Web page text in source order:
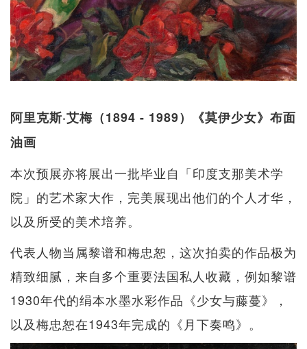
阿里克斯·艾梅（1894 - 1989）《莫伊少女》布面
油画
本次预展亦将展出一批毕业自「印度支那美术学
院」的艺术家大作，完美展现出他们的个人才华，
以及所受的美术培养。
代表人物当属黎谱和梅忠恕，这次拍卖的作品极为
精致细腻，来自多个重要法国私人收藏，例如黎谱
1930年代的绢本水墨水彩作品《少女与藤蔓》，
以及梅忠恕在1943年完成的《月下奏鸣》。